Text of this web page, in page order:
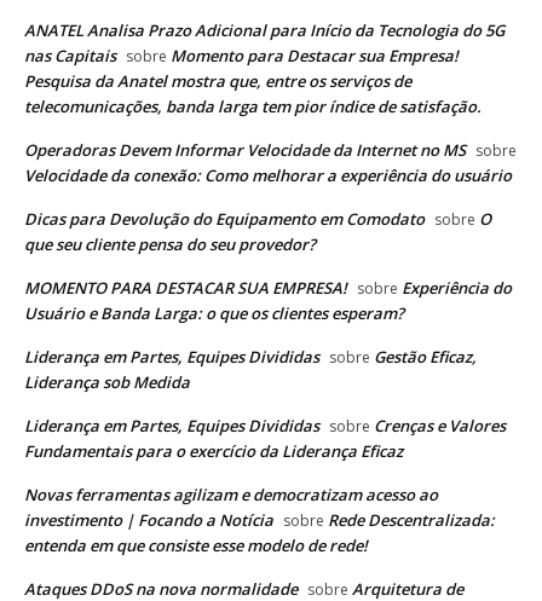
ANATEL Analisa Prazo Adicional para Início da Tecnologia do 5G
nas Capitais sobre Momento para Destacar sua Empresa!
Pesquisa da Anatel mostra que, entre os serviços de
telecomunicações, banda larga tem pior índice de satisfação.
Operadoras Devem Informar Velocidade da Internet no MS sobre
Velocidade da conexão: Como melhorar a experiência do usuário
Dicas para Devolução do Equipamento em Comodato sobre O
que seu cliente pensa do seu provedor?
MOMENTO PARA DESTACAR SUA EMPRESA! sobre Experiência do
Usuário e Banda Larga: o que os clientes esperam?
Liderança em Partes, Equipes Divididas sobre Gestão Eficaz,
Liderança sob Medida
Liderança em Partes, Equipes Divididas sobre Crenças e Valores
Fundamentais para o exercício da Liderança Eficaz
Novas ferramentas agilizam e democratizam acesso ao
investimento | Focando a Notícia sobre Rede Descentralizada:
entenda em que consiste esse modelo de rede!
Ataques DDoS na nova normalidade sobre Arquitetura de